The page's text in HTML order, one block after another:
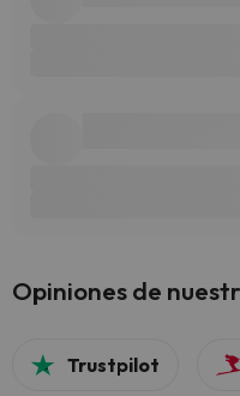
Opiniones de
Trustpilot